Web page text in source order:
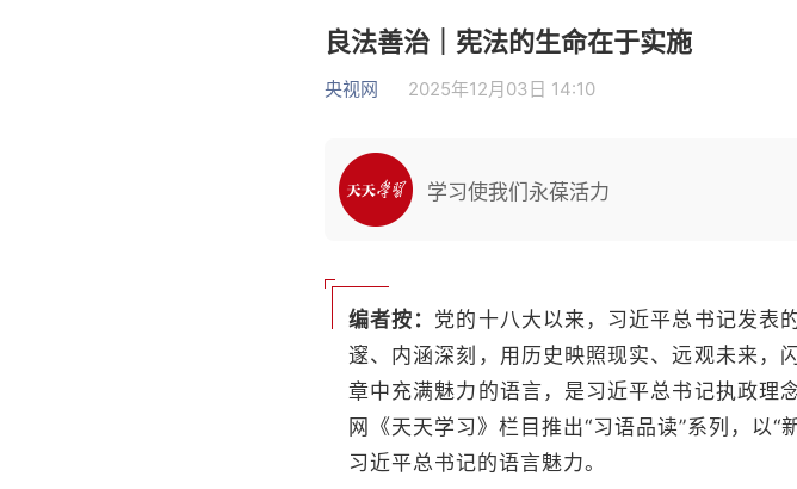
良法善治｜宪法的生命在于实施
央视网 2025年12月03日 14:10
学习使我们永葆活力
编者按： 党的十八大以来，习近平总书记发表
邃、内涵深刻，用历史映照现实、远观未来，
章中充满魅力的语言，是习近平总书记执政理
网《天天学习》栏目推出“习语品读”系列，以
习近平总书记的语言魅力。